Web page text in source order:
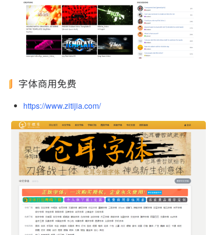
字体商用免费
https://www.zitijia.com/